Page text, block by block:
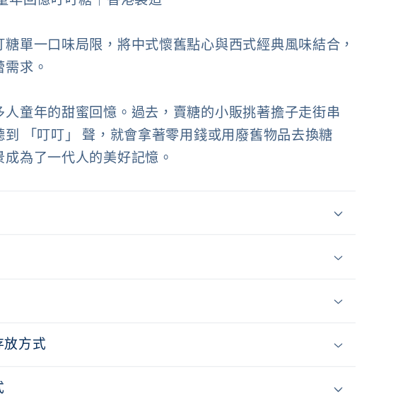
味)
數
增
加
糖單一口味局限，將中式懷舊點心與西式經典風味結合，
求。
人童年的甜蜜回憶。過去，賣糖的小販挑著擔子走街串
到 「叮叮」 聲，就會拿著零用錢或用廢舊物品去換糖
成為了一代人的美好記憶。
放方式